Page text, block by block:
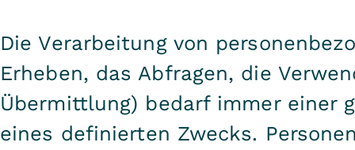
Die Verarbeitung von
Erheben, das Abfragen, die
Übermittlung) bedarf immer einer
eines definierten Zwecks.